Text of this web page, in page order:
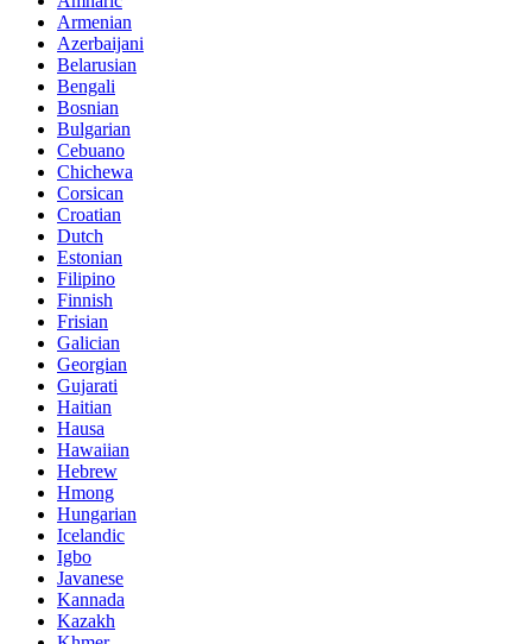
Armenian
Azerbaijani
Belarusian
Bengali
Bosnian
Bulgarian
Cebuano
Chichewa
Corsican
Croatian
Dutch
Estonian
Filipino
Finnish
Frisian
Galician
Georgian
Gujarati
Haitian
Hausa
Hawaiian
Hebrew
Hmong
Hungarian
Icelandic
Igbo
Javanese
Kannada
Kazakh